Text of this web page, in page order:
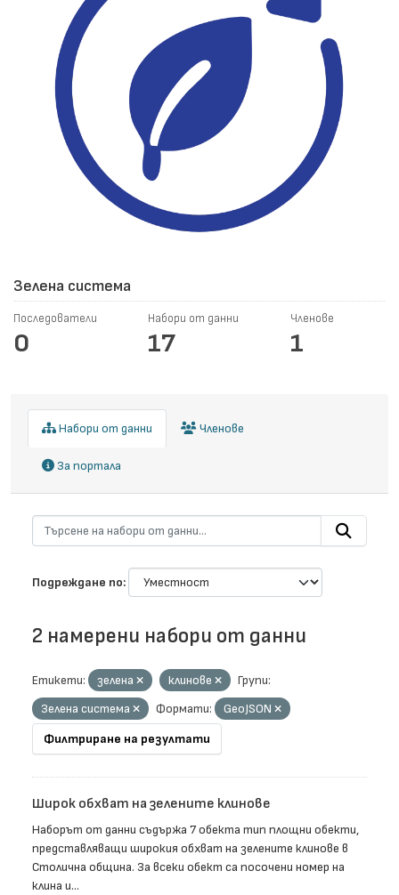
Зелена система
Последователи
0
Набори от данни
17
Членове
1
Набори от данни Членове
За портала
Подреждане по
2 намерени набори от данни
Етикети: зелена клинове
Групи:
Зелена система
Формати:
GeoJSON
Филтриране на резултати
Широк обхват на зелените клинове
Наборът от данни съдържа 7 обекта тип площни обекти,
представляващи широкия обхват на зелените клинове в
Столична община. За всеки обект са посочени номер на
клина и...